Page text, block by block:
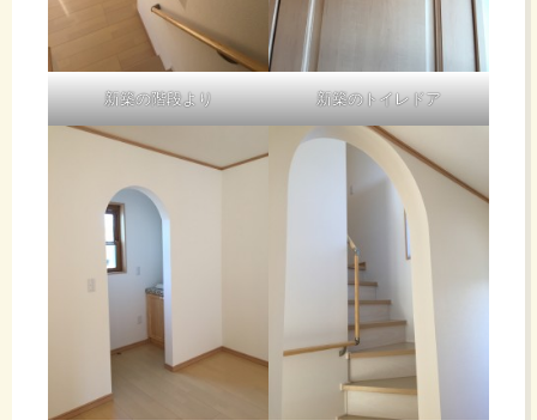
新築の階段より 新築のトイレドア